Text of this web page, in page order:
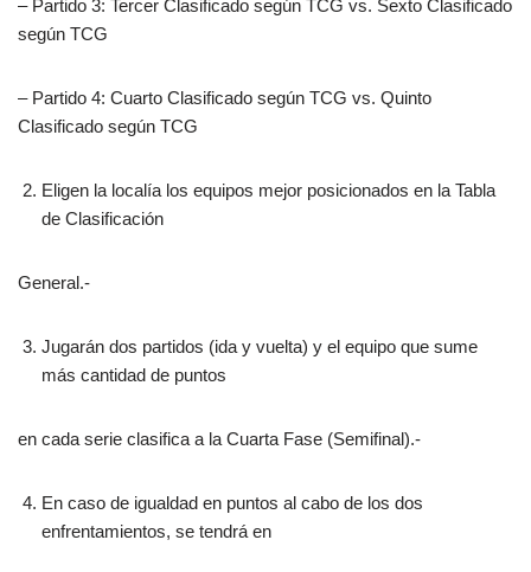
– Partido 3: Tercer Clasificado según TCG vs. Sexto Clasificado
según TCG
– Partido 4: Cuarto Clasificado según TCG vs. Quinto
Clasificado según TCG
Eligen la localía los equipos mejor posicionados en la Tabla
de Clasificación
General.-
Jugarán dos partidos (ida y vuelta) y el equipo que sume
más cantidad de puntos
en cada serie clasifica a la Cuarta Fase (Semifinal).-
En caso de igualdad en puntos al cabo de los dos
enfrentamientos, se tendrá en